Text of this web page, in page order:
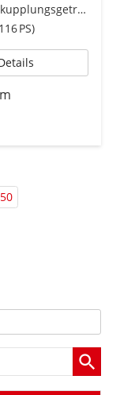
Doppelkupplungsgetriebe (DSG)
PS)